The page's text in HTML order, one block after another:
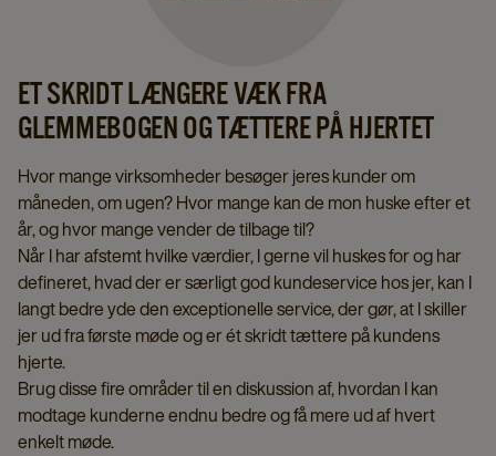
ET SKRIDT LÆNGERE VÆK FRA
GLEMMEBOGEN OG TÆTTERE PÅ HJERTET
Hvor mange virksomheder besøger jeres kunder om
måneden, om ugen? Hvor mange kan de mon huske efter et
år, og hvor mange vender de tilbage til?
Når I har afstemt hvilke værdier, I gerne vil huskes for og har
defineret, hvad der er særligt god kundeservice hos jer, kan I
langt bedre yde den exceptionelle service, der gør, at I skiller
jer ud fra første møde og er ét skridt tættere på kundens
hjerte.
Brug disse fire områder til en diskussion af, hvordan I kan
modtage kunderne endnu bedre og få mere ud af hvert
enkelt møde.